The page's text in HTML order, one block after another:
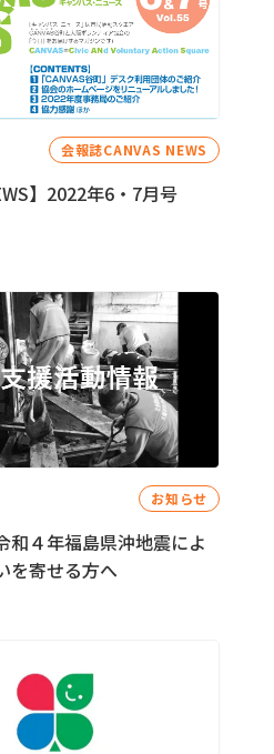
会報誌CANVAS NEWS
】2022年6・7月号
お知らせ
和４年福島県沖地震によ
を寄せる方へ